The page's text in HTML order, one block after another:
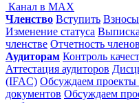
Канал в MAX
Членство Вступить Взносы
Изменение статуса Выписка
членстве Отчетность
Аудиторам Контроль
Аттестация аудиторов
(IFAC) Обсуждаем проекты
документов Обсуждаем